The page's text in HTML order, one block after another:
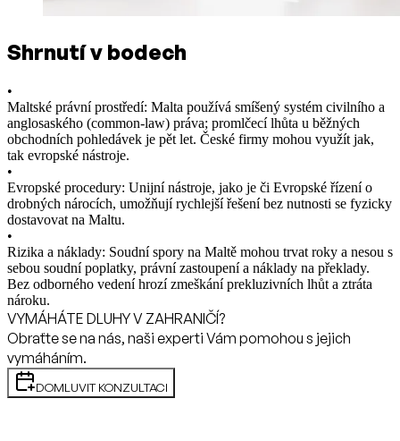
Shrnutí v bodech
•
Maltské právní prostředí: Malta používá smíšený systém civilního a
anglosaského (common-law) práva; promlčecí lhůta u běžných
obchodních pohledávek je pět let. České firmy mohou využít jak,
tak evropské nástroje.
•
Evropské procedury: Unijní nástroje, jako je či Evropské řízení o
drobných nárocích, umožňují rychlejší řešení bez nutnosti se fyzicky
dostavovat na Maltu.
•
Rizika a náklady: Soudní spory na Maltě mohou trvat roky a nesou s
sebou soudní poplatky, právní zastoupení a náklady na překlady.
Bez odborného vedení hrozí zmeškání prekluzivních lhůt a ztráta
nároku.
VYMÁHÁTE DLUHY V ZAHRANIČÍ?
Obraťte se na nás, naši experti Vám pomohou s jejich
vymáháním.
DOMLUVIT KONZULTACI